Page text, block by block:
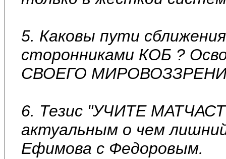
5. Каковы пути
сторонниками КОБ ?
СВОЕГО
6. Тезис "УЧИТЕ
актуальным о чем
Ефимова с Федоровым.